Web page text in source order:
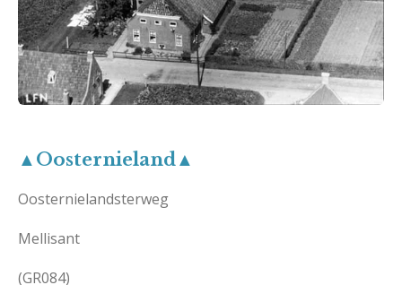
▲Oosternieland▲
Oosternielandsterweg
Mellisant
(GR084)